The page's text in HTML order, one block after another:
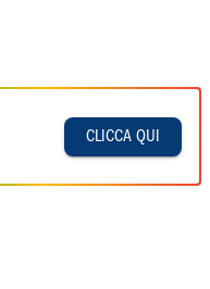
CLICCA QUI